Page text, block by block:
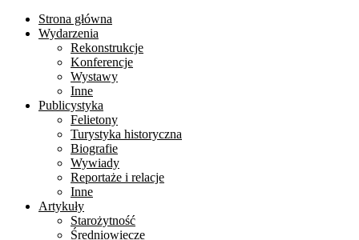
Strona główna
Wydarzenia
Rekonstrukcje
Konferencje
Wystawy
Inne
Publicystyka
Felietony
Turystyka historyczna
Biografie
Wywiady
Reportaże i relacje
Inne
Artykuły
Starożytność
Średniowiecze